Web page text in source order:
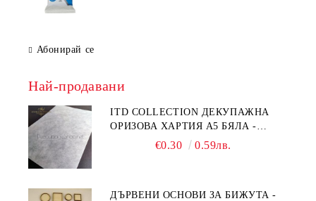
Абонирай се
Най-продавани
ITD COLLECTION ДЕКУПАЖНА
ОРИЗОВА ХАРТИЯ А5 БЯЛА -
€0.30 0.59лв.
ДЪРВЕНИ ОСНОВИ ЗА БИЖУТА -